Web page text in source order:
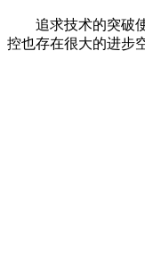
追求技术的突破使
控也存在很大的进步